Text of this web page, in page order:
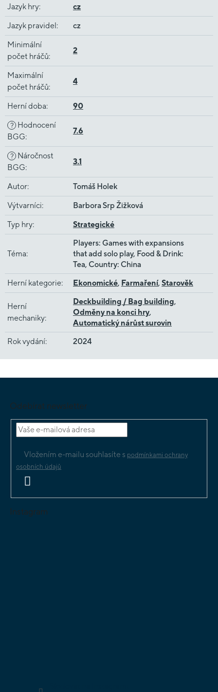
Jazyk hry: cz
Jazyk pravidel : cz
Minimální
počet hráčů:
2
Maximální
počet hráčů:
4
Herní doba: 90
?
Hodnocení
BGG:
7.6
?
Náročnost
BGG:
3.1
Autor: Tomáš Holek
Výtvarníci: Barbora Srp Žižková
Typ hry: Strategické
Téma:
Players: Games with expansions
that add solo play, Food & Drink:
Tea, Country: China
Herní kategorie: Ekonomické, Farmaření, Starověk
Herní
mechaniky:
Deckbuilding / Bag building,
Odměny na konci hry,
Automatický nárůst surovin
Rok vydání: 2024
Odebírat newsletter
Vložením e-mailu souhlasíte s podmínkami ochrany
osobních údajů
Instagram